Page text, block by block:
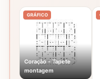
GRÁFICO
Coração - Tapete
montagem